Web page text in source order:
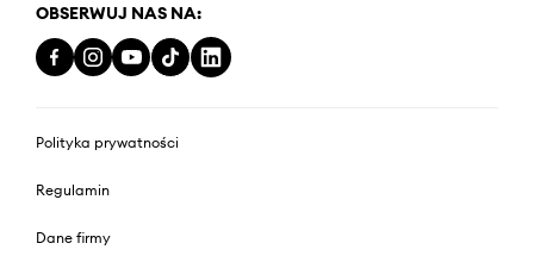
OBSERWUJ NAS NA:
Polityka prywatności
Regulamin
Dane firmy